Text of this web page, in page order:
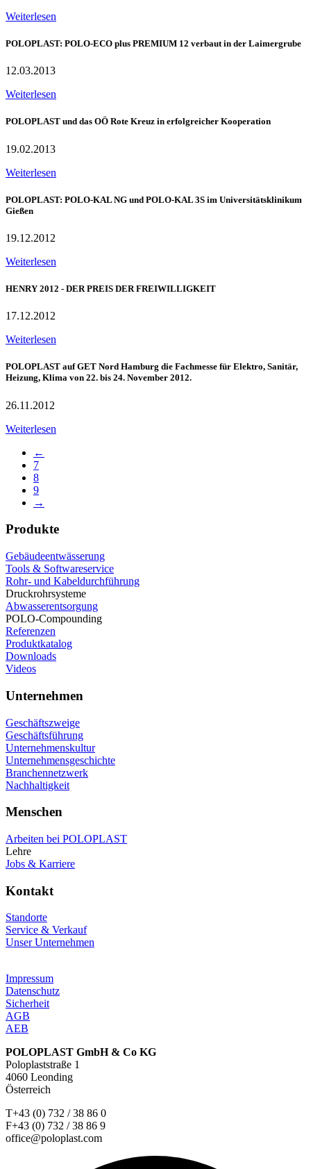
Weiterlesen
POLOPLAST: POLO-ECO plus PREMIUM 12 verbaut in der Laimergrube
12.03.2013
Weiterlesen
POLOPLAST und das OÖ Rote Kreuz in erfolgreicher Kooperation
19.02.2013
Weiterlesen
POLOPLAST: POLO-KAL NG und POLO-KAL 3S im Universitätsklinikum
Gießen
19.12.2012
Weiterlesen
HENRY 2012 - DER PREIS DER FREIWILLIGKEIT
17.12.2012
Weiterlesen
POLOPLAST auf GET Nord Hamburg die Fachmesse für Elektro, Sanitär,
Heizung, Klima von 22. bis 24. November 2012.
26.11.2012
Weiterlesen
←
7
8
9
→
Produkte
Gebäudeentwässerung
Tools & Softwareservice
Rohr- und Kabeldurchführung
Druckrohrsysteme
Abwasserentsorgung
POLO-Compounding
Referenzen
Produktkatalog
Downloads
Videos
Unternehmen
Geschäftszweige
Geschäftsführung
Unternehmenskultur
Unternehmensgeschichte
Branchennetzwerk
Nachhaltigkeit
Menschen
Arbeiten bei POLOPLAST
Lehre
Jobs & Karriere
Kontakt
Standorte
Service & Verkauf
Unser Unternehmen
Impressum
Datenschutz
Sicherheit
AGB
AEB
POLOPLAST GmbH & Co KG
Poloplaststraße 1
4060 Leonding
Österreich
T+43 (0) 732 / 38 86 0
F+43 (0) 732 / 38 86 9
office@poloplast.com